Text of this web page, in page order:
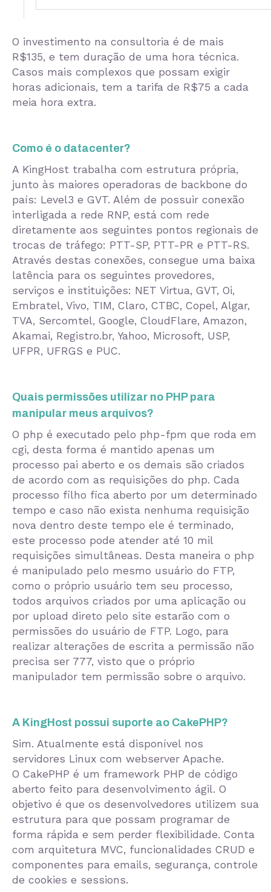
O investimento na consultoria é de mais
R$135, e tem duração de uma hora técnica.
Casos mais complexos que possam exigir
horas adicionais, tem a tarifa de R$75 a cada
meia hora extra.
Como é o datacenter?
A KingHost trabalha com estrutura própria,
junto às maiores operadoras de backbone do
país: Level3 e GVT. Além de possuir conexão
interligada a rede RNP, está com rede
diretamente aos seguintes pontos regionais de
trocas de tráfego: PTT-SP, PTT-PR e PTT-RS.
Através destas conexões, consegue uma baixa
latência para os seguintes provedores,
serviços e instituições: NET Virtua, GVT, Oi,
Embratel, Vivo, TIM, Claro, CTBC, Copel, Algar,
TVA, Sercomtel, Google, CloudFlare, Amazon,
Akamai, Registro.br, Yahoo, Microsoft, USP,
UFPR, UFRGS e PUC.
Quais permissões utilizar no PHP para
manipular meus arquivos?
O php é executado pelo php-fpm que roda em
cgi, desta forma é mantido apenas um
processo pai aberto e os demais são criados
de acordo com as requisições do php. Cada
processo filho fica aberto por um determinado
tempo e caso não exista nenhuma requisição
nova dentro deste tempo ele é terminado,
este processo pode atender até 10 mil
requisições simultâneas. Desta maneira o php
é manipulado pelo mesmo usuário do FTP,
como o próprio usuário tem seu processo,
todos arquivos criados por uma aplicação ou
por upload direto pelo site estarão com o
permissões do usuário de FTP. Logo, para
realizar alterações de escrita a permissão não
precisa ser 777, visto que o próprio
manipulador tem permissão sobre o arquivo.
A KingHost possui suporte ao CakePHP?
Sim. Atualmente está disponível nos
servidores Linux com webserver Apache.
O CakePHP é um framework PHP de código
aberto feito para desenvolvimento ágil. O
objetivo é que os desenvolvedores utilizem sua
estrutura para que possam programar de
forma rápida e sem perder flexibilidade. Conta
com arquitetura MVC, funcionalidades CRUD e
componentes para emails, segurança, controle
de cookies e sessions.